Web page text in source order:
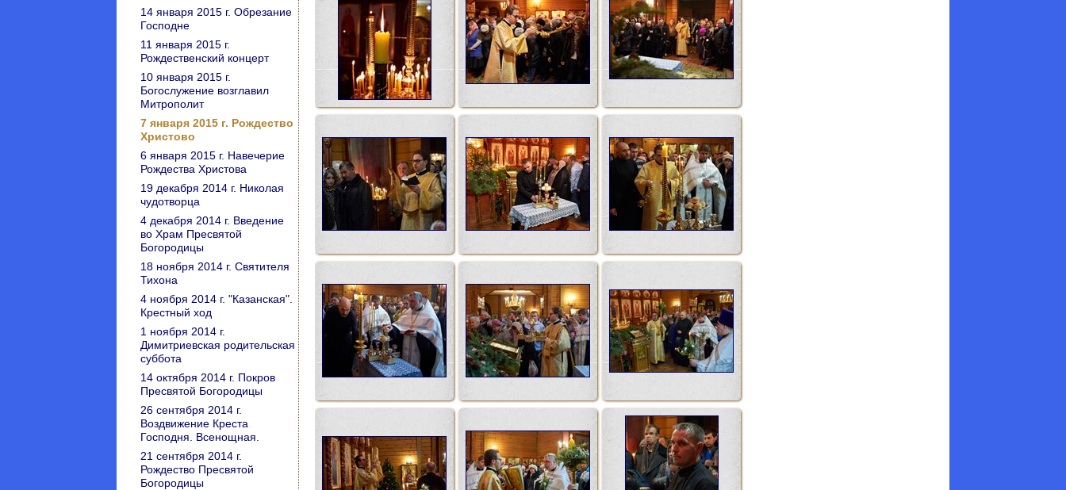
14 января 2015 г. Обрезание
Господне
11 января 2015 г.
Рождественский концерт
10 января 2015 г.
Богослужение возглавил
Митрополит
7 января 2015 г. Рождество
Христово
6 января 2015 г. Навечерие
Рождества Христова
19 декабря 2014 г. Николая
чудотворца
4 декабря 2014 г. Введение
во Храм Пресвятой
Богородицы
18 ноября 2014 г. Святителя
Тихона
4 ноября 2014 г. "Казанская".
Крестный ход
1 ноября 2014 г.
Димитриевская родительская
суббота
14 октября 2014 г. Покров
Пресвятой Богородицы
26 сентября 2014 г.
Воздвижение Креста
Господня. Всенощная.
21 сентября 2014 г.
Рождество Пресвятой
Богородицы